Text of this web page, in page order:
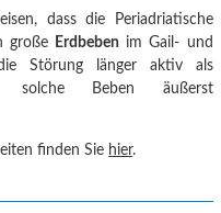
, dass die Periadriatische
große Erdbeben im Gail- und
Störung länger aktiv als
solche Beben äußerst
finden Sie hier.